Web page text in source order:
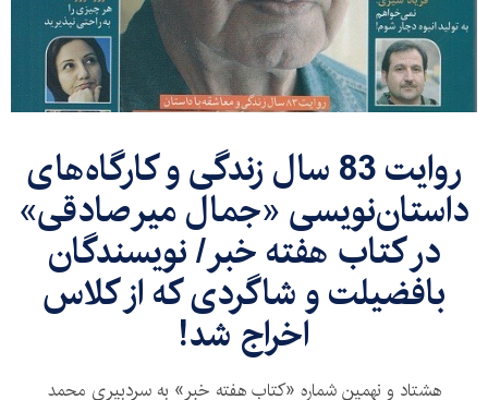
روایت 83 سال زندگی و کارگاه‌های
داستان‌نویسی «جمال میرصادقی»
در کتاب هفته خبر/ نویسندگان
بافضیلت و شاگردی که از کلاس
اخراج شد!
هشتاد و نهمین شماره «کتاب هفته خبر» به سردبیری محمد